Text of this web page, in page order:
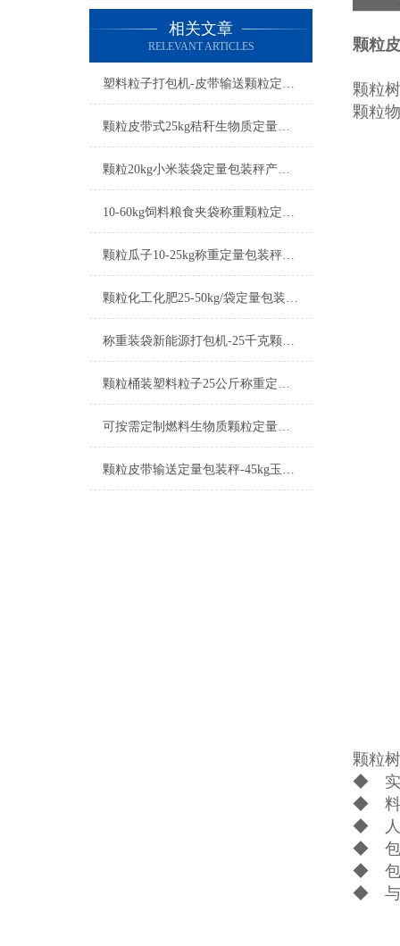
相关文章
RELEVANT ARTICLES
塑料粒子打包机-皮带输送颗粒定量包装秤产品简介
颗粒皮带式25kg秸秆生物质定量包装秤产品简介
颗粒20kg小米装袋定量包装秤产品简介
10-60kg饲料粮食夹袋称重颗粒定量包装秤简介
颗粒瓜子10-25kg称重定量包装秤可按需定制
颗粒化工化肥25-50kg/袋定量包装秤厂家
称重装袋新能源打包机-25千克颗粒定量包装秤产品简介
颗粒桶装塑料粒子25公斤称重定量包装秤厂家
可按需定制燃料生物质颗粒定量包装秤产品介绍
颗粒皮带输送定量包装秤-45kg玉米芯打包机厂家
颗粒
颗粒
颗粒
颗粒
◆ 实
◆ 料
◆ 人
◆ 包
◆ 包
◆ 与